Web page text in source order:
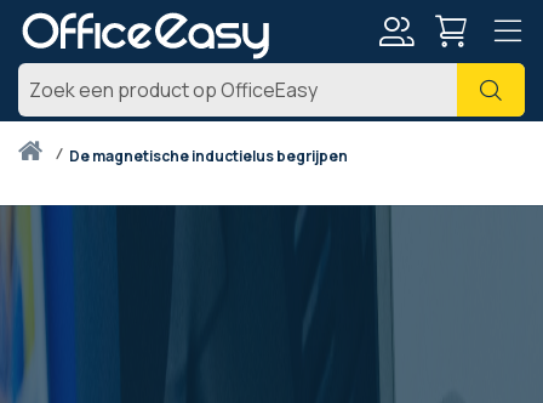
Zoek
Thuisde magnetische inductielus begrijpen